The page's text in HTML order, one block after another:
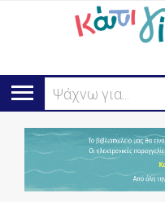
Ψάχνω για...